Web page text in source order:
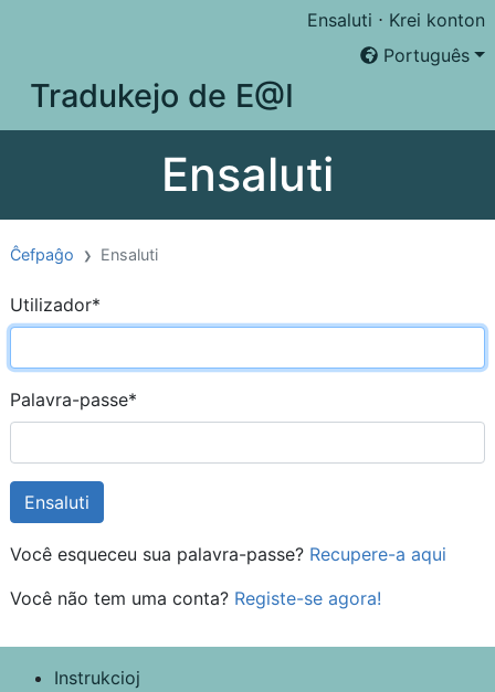
Ensaluti ⋅ Krei konton
Português
Tradukejo de E@I
Ensaluti
Ĉefpaĝo Ensaluti
Utilizador*
Palavra-passe*
Você esqueceu sua palavra-passe? Recupere-a aqui
Você não tem uma conta? Registe-se agora!
Instrukcioj